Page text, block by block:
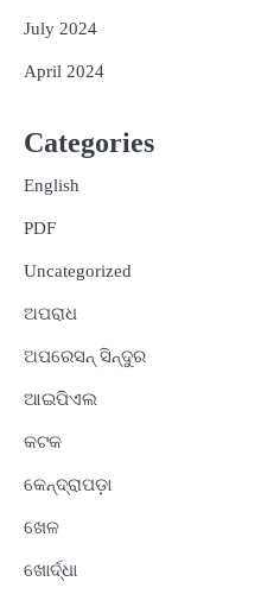
July 2024
April 2024
Categories
English
PDF
Uncategorized
ଅପରାଧ
ଅପରେସନ୍ ସିନ୍ଦୁର
ଆଇପିଏଲ
କଟକ
କେନ୍ଦ୍ରାପଡ଼ା
ଖେଳ
ଖୋର୍ଦ୍ଧା